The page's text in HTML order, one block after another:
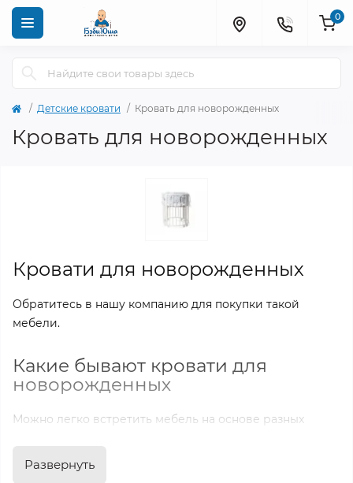
0
Детские кровати Кровать для новорожденных
Кровать для новорожденных
Кровати для новорожденных
Обратитесь в нашу компанию для покупки такой
мебели.
Какие бывают кровати для
новорожденных
Можно легко встретить мебель на основе разных
ЛДСП. Кровати отличаются друг от друга по виду
конструкции, размерам. Популярны кровати-
Развернуть